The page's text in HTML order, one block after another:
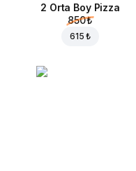
2 Orta Boy Pizza
850 ₺
615 ₺